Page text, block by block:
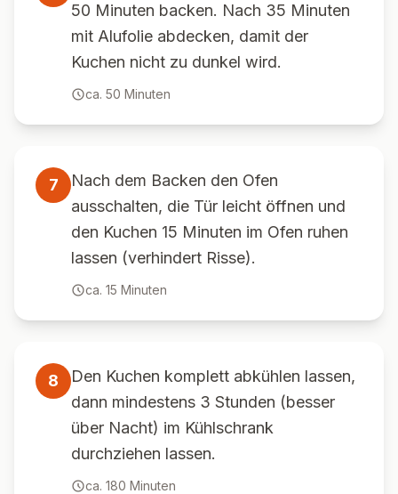
50 Minuten backen. Nach 35 Minuten
mit Alufolie abdecken, damit der
Kuchen nicht zu dunkel wird.
ca. 50 Minuten
7
Nach dem Backen den Ofen
ausschalten, die Tür leicht öffnen und
den Kuchen 15 Minuten im Ofen ruhen
lassen (verhindert Risse).
ca. 15 Minuten
8
Den Kuchen komplett abkühlen lassen,
dann mindestens 3 Stunden (besser
über Nacht) im Kühlschrank
durchziehen lassen.
ca. 180 Minuten